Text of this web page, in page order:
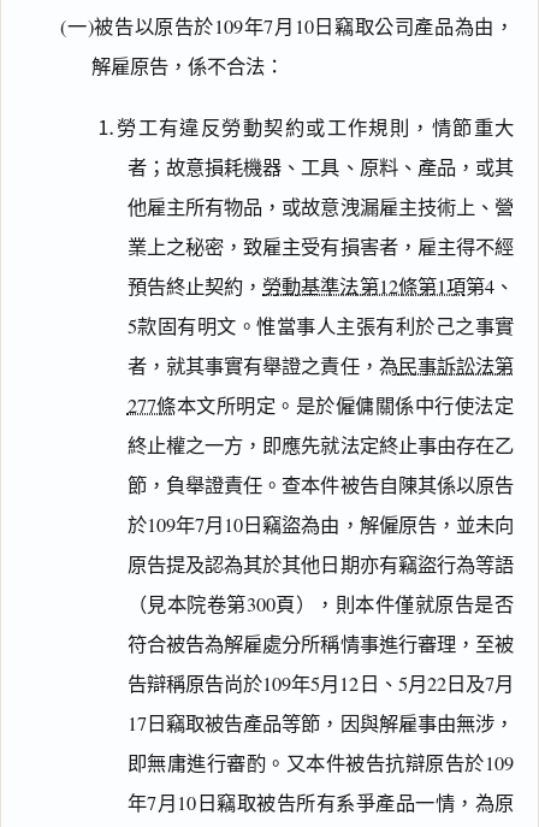
(一)被告以原告於109年7月10日竊取公司產品為由，
解雇原告，係不合法：
⒈勞工有違反勞動契約或工作規則，情節重大
者；故意損耗機器、工具、原料、產品，或其
他雇主所有物品，或故意洩漏雇主技術上、營
業上之秘密，致雇主受有損害者，雇主得不經
預告終止契約， 勞動基準法第12條第1項第4、
5款固有明文。惟當事人主張有利於己之事實
者，就其事實有舉證之責任，為民事訴訟法第
277條本文所明定。是於僱傭關係中行使法定
終止權之一方，即應先就法定終止事由存在乙
節，負舉證責任。查本件被告自陳其係以原告
於109年7月10日竊盜為由，解僱原告，並未向
原告提及認為其於其他日期亦有竊盜行為等語
（見本院卷第300頁），則本件僅就原告是否
符合被告為解雇處分所稱情事進行審理，至被
告辯稱原告尚於109年5月12日、5月22日及7月
17日竊取被告產品等節，因與解雇事由無涉，
即無庸進行審酌。又本件被告抗辯原告於109
年7月10日竊取被告所有系爭產品一情，為原